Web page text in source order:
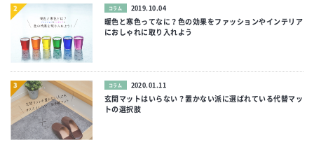
コラム 2019.10.04
暖色と寒色ってなに？色の効果をファッションやインテリア
におしゃれに取り入れよう
コラム 2020.01.11
玄関マットはいらない？置かない派に選ばれている代替マッ
トの選択肢